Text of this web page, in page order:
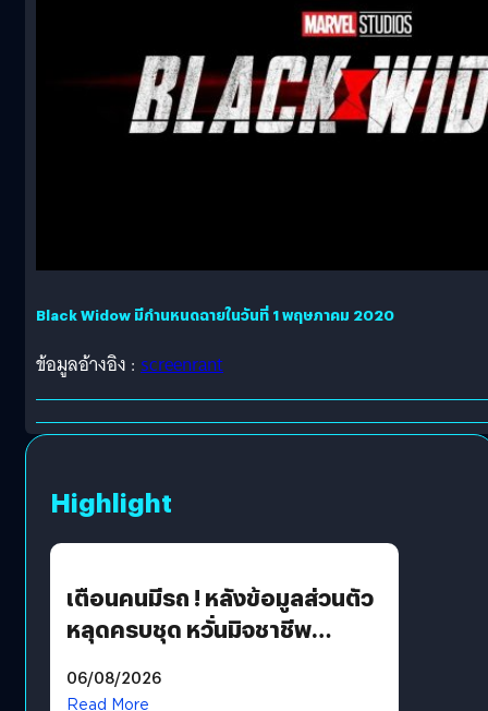
Black Widow มีกำนหนดฉายในวันที่ 1 พฤษภาคม 2020
ข้อมูลอ้างอิง : screenrant
Highlight
เตือนคนมีรถ ! หลังข้อมูลส่วนตัว
หลุดครบชุด หวั่นมิจชาชีพ
รหัสผ่านหลุด ไม่ใช่แฮ็กเกอร์
06/08/2026
Read More